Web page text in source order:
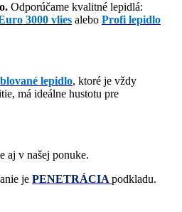
Odporúčame kvalitné lepidlá:
3000 vlies alebo Profi lepidlo
lepidlo, ktoré je vždy
má ideálne hustotu pre
aj v našej ponuke.
je PENETRÁCIA podkladu.